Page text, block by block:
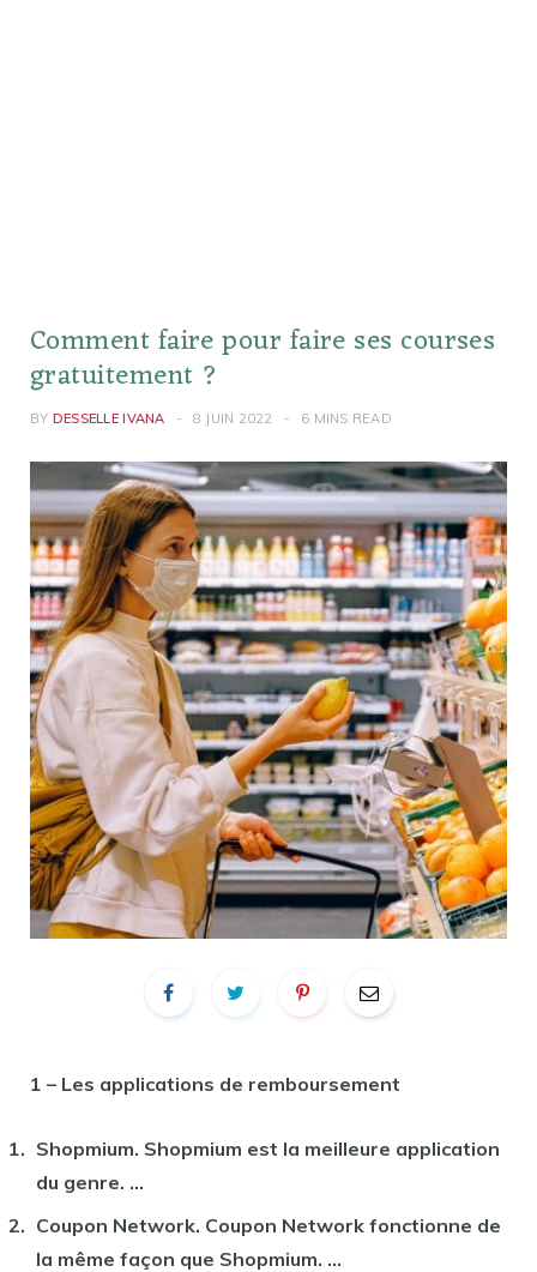
Comment faire pour faire ses courses
gratuitement ?
BY DESSELLE IVANA 8 JUIN 2022 6 MINS READ
1 – Les applications de remboursement
Shopmium. Shopmium est la meilleure application
du genre. …
Coupon Network. Coupon Network fonctionne de
la même façon que Shopmium. …